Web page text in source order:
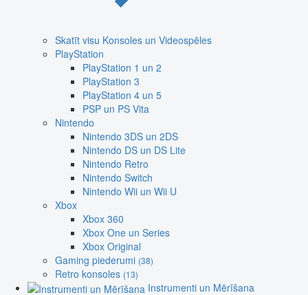
Skatīt visu Konsoles un Videospēles
PlayStation
PlayStation 1 un 2
PlayStation 3
PlayStation 4 un 5
PSP un PS Vita
Nintendo
Nintendo 3DS un 2DS
Nintendo DS un DS Lite
Nintendo Retro
Nintendo Switch
Nintendo Wii un Wii U
Xbox
Xbox 360
Xbox One un Series
Xbox Original
Gaming piederumi (38)
Retro konsoles (13)
Instrumenti un Mērīšana